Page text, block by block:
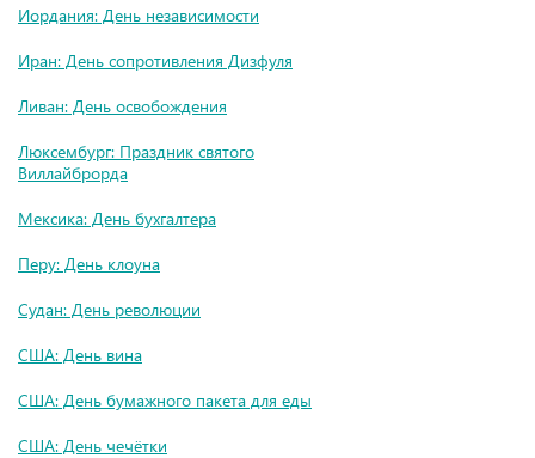
Иордания: День независимости
Иран: День сопротивления Дизфуля
Ливан: День освобождения
Люксембург: Праздник святого
Виллайброрда
Мексика: День бухгалтера
Перу: День клоуна
Судан: День революции
США: День вина
США: День бумажного пакета для еды
США: День чечётки